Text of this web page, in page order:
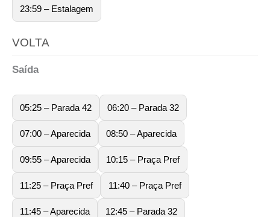
23:59 – Estalagem
VOLTA
Saída
05:25 – Parada 42 06:20 – Parada 32
07:00 – Aparecida 08:50 – Aparecida
09:55 – Aparecida 10:15 – Praça Pref
11:25 – Praça Pref 11:40 – Praça Pref
11:45 – Aparecida 12:45 – Parada 32